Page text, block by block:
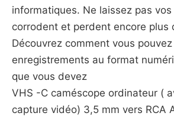
informatiques. Ne laissez pas
corrodent et perdent encore plus
Découvrez comment vous
enregistrements au format
que vous devez
VHS -C caméscope ordinateur (
capture vidéo) 3,5 mm vers RCA